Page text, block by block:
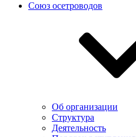
Союз осетроводов
Об организации
Структура
Деятельность